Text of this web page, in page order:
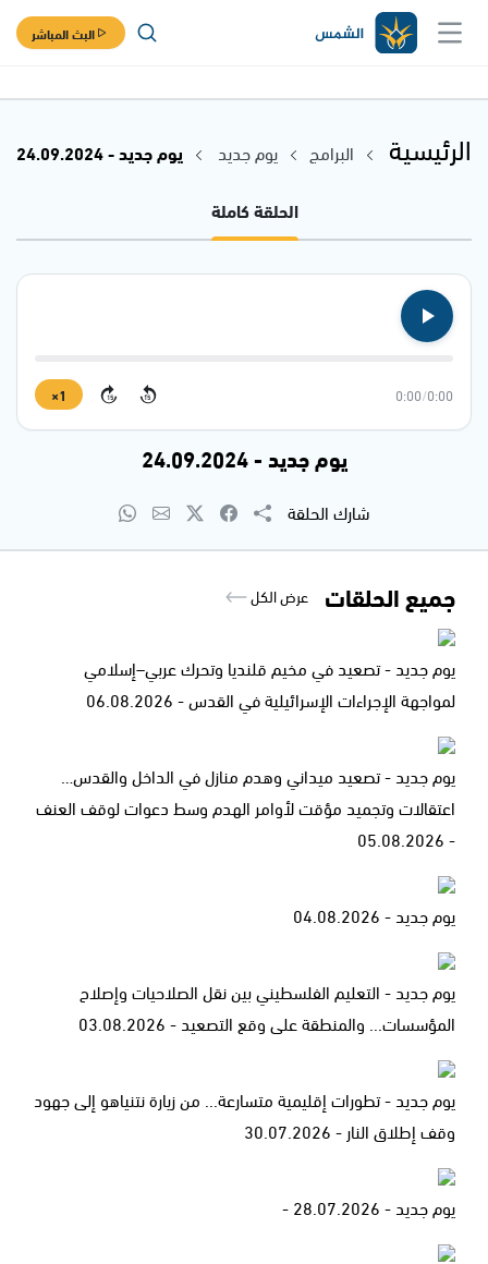
البث المباشر
الرئيسية البرامج يوم جديد
يوم جديد - 24.09.2024
الحلقة كاملة
0:00
/
0:00
15
15
1×
يوم جديد - 24.09.2024
شارك الحلقة
جميع الحلقات عرض الكل
يوم جديد - تصعيد في مخيم قلنديا وتحرك عربي–إسلامي
لمواجهة الإجراءات الإسرائيلية في القدس - 06.08.2026
يوم جديد - تصعيد ميداني وهدم منازل في الداخل والقدس…
اعتقالات وتجميد مؤقت لأوامر الهدم وسط دعوات لوقف العنف
- 05.08.2026
يوم جديد - 04.08.2026
يوم جديد - التعليم الفلسطيني بين نقل الصلاحيات وإصلاح
المؤسسات... والمنطقة على وقع التصعيد - 03.08.2026
يوم جديد - تطورات إقليمية متسارعة... من زيارة نتنياهو إلى جهود
وقف إطلاق النار - 30.07.2026
يوم جديد - 28.07.2026 -